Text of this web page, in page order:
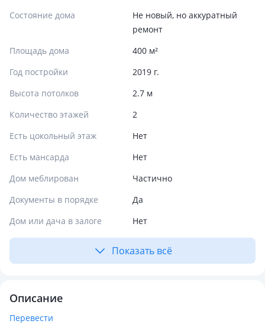
Состояние дома
Не новый, но аккуратный
ремонт
Площадь дома
400 м²
Год постройки
2019 г.
Высота потолков
2.7 м
Количество этажей
2
Есть цокольный этаж
Нет
Есть мансарда
Нет
Дом меблирован
Частично
Документы в порядке
Да
Дом или дача в залоге
Нет
Показать всё
Описание
Перевести